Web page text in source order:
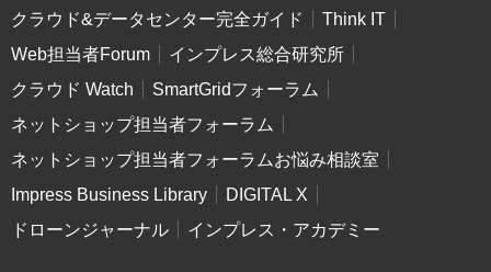
クラウド&データセンター完全ガイド
Think IT
Web担当者Forum
インプレス総合研究所
クラウド Watch
SmartGridフォーラム
ネットショップ担当者フォーラム
ネットショップ担当者フォーラムお悩み相談室
Impress Business Library
DIGITAL X
ドローンジャーナル
インプレス・アカデミー